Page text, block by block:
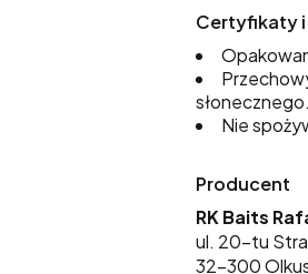
Certyfikaty
Nie
Producent
RK Baits
ul. 20-tu
32-300